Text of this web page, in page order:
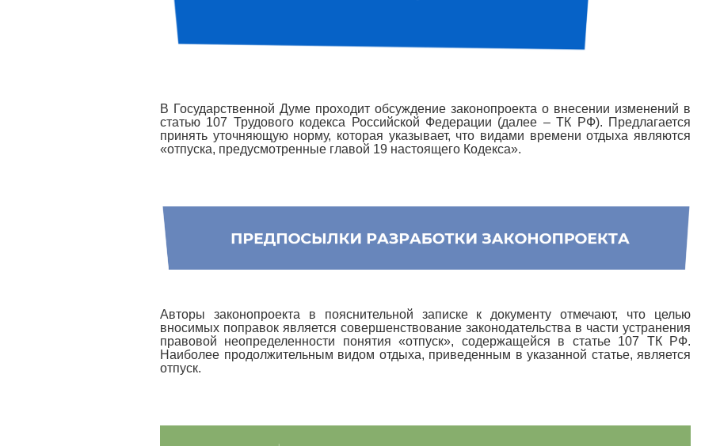
В Государственной Думе проходит обсуждение законопроекта о внесении изменений в
статью 107 Трудового кодекса Российской Федерации (далее – ТК РФ). Предлагается
принять уточняющую норму, которая указывает, что видами времени отдыха являются
«отпуска, предусмотренные главой 19 настоящего Кодекса».
Авторы законопроекта в пояснительной записке к документу отмечают, что целью
вносимых поправок является совершенствование законодательства в части устранения
правовой неопределенности понятия «отпуск», содержащейся в статье 107 ТК РФ.
Наиболее продолжительным видом отдыха, приведенным в указанной статье, является
отпуск.